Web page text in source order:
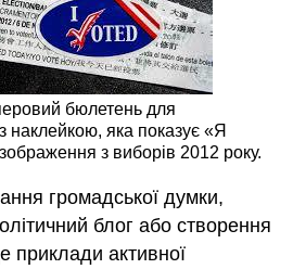
бюлетень для
наклейкою, яка показує «Я
з виборів 2012 року.
громадської думки,
блог або створення
приклади активної